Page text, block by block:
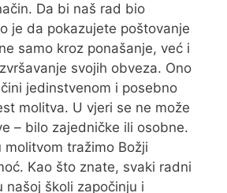
Da bi naš rad bio
je da pokazujete poštovanje
samo kroz ponašanje, već i
svojih obveza. Ono
jedinstvenom i posebno
molitva. U vjeri se ne može
– bilo zajedničke ili osobne.
molitvom tražimo Božji
Kao što znate, svaki radni
našoj školi započinju i